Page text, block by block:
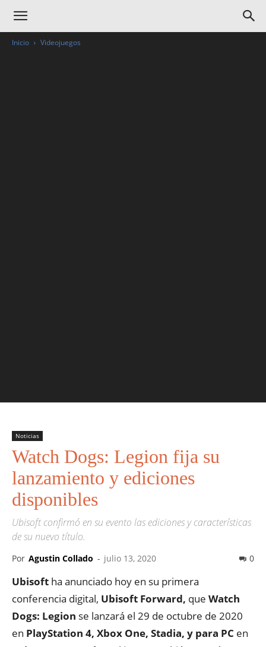
Inicio Videojuegos
Noticias
Watch Dogs: Legion fija su
lanzamiento y ediciones
disponibles
Ubisoft confirmó en su evento las ediciones y características
de su nuevo título.
Por Agustin Collado - julio 13, 2020 0
Ubisoft ha anunciado hoy en su primera
conferencia digital, Ubisoft Forward, que Watch
Dogs: Legion se lanzará el 29 de octubre de 2020
en PlayStation 4, Xbox One, Stadia, y para PC en